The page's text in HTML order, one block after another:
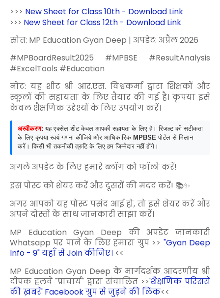
>>> New Sheet for Class 10th - Download Link
>>> New Sheet for Class 12th - Download Link
स्रोत: MP Education Gyan Deep | अपडेट: अप्रैल 2026
#MPBoardResult2025 #MPBSE #ResultAnalysis
#ExcelTools #Education
नोट: यह शीट श्री आर.एस. विश्वकर्मा द्वारा शिक्षकों और
स्कूलों की सहायता के लिए तैयार की गई है। कृपया इसे
केवल शैक्षणिक उद्देश्यों के लिए उपयोग करें।
अस्वीकरण: यह एक्सेल शीट केवल आपकी सहायता के लिए है। रिजल्ट की सटीकता
के लिए कृपया स्वयं गणना कीजिये और आधिकारिक MPBSE पोर्टल से मिलान
करें। किसी भी तकनीकी त्रुटि के लिए हम जिम्मेदार नहीं होंगे।
अगले अपडेट के लिए हमारे ब्लॉग को फॉलो करें!
इस पोस्ट को शेयर करें और दूसरों की मदद करें! 📚✨
अगर आपको यह पोस्ट पसंद आई हो, तो इसे शेयर करें और
अपने दोस्तों के साथ जानकारी साझा करें।
MP Education Gyan Deep की अपडेट जानकारी
Whatsapp पर पाने के लिए हमारा ग्रुप >> "Gyan Deep
Info - 9" यहाँ से Join कीजिए। <<
MP Education Gyan Deep के मार्गदर्शक आदरणीय श्री
दीपक हलवे "प्राचार्य" द्वारा संचालित >>'शैक्षणिक परिसरों
की ख़बरें' Facebook ग्रुप से जुड़ने की लिंक<<